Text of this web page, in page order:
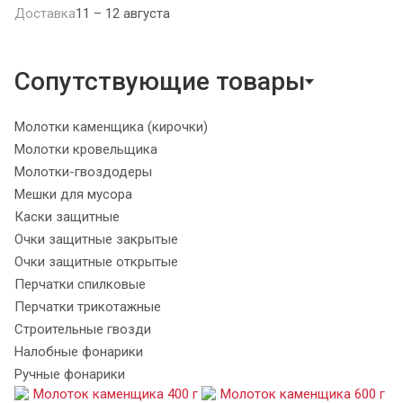
Доставка11 – 12 августа
Сопутствующие товары
Молотки каменщика (кирочки)
Молотки кровельщика
Молотки-гвоздодеры
Мешки для мусора
Каски защитные
Очки защитные закрытые
Очки защитные открытые
Перчатки спилковые
Перчатки трикотажные
Строительные гвозди
Налобные фонарики
Ручные фонарики